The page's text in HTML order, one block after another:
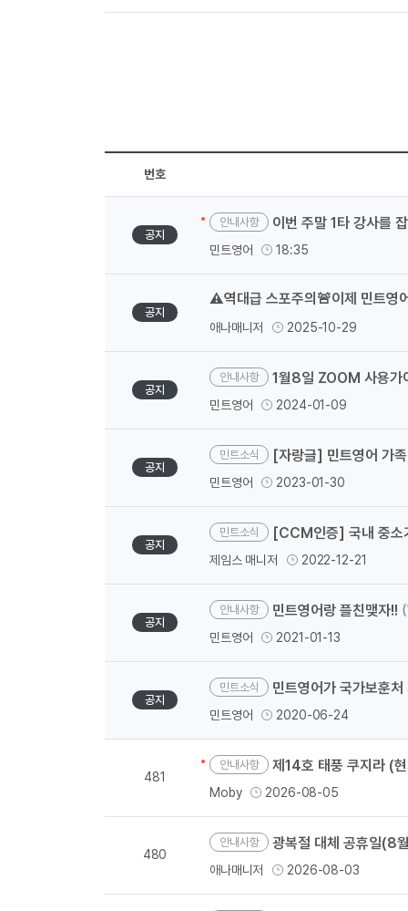
천
번호
공지
안내사항 이번 주말 1타 강사를
민트영어 18:35
공지
⚠️역대급 스포주의🚨이제 민트영
애나매니저 2025-10-29
공지
안내사항 1월8일 ZOOM 사용가
민트영어 2024-01-09
공지
민트소식 [자랑글] 민트영어 가
민트영어 2023-01-30
공지
민트소식 [CCM인증] 국내 중소
제임스 매니저 2022-12-21
공지
안내사항 민트영어랑 플친맺자!!
민트영어
2021-01-13
공지
민트소식 민트영어가 국가보훈
민트영어 2020-06-24
481
안내사항 제14호 태풍 쿠지라 (
Moby 2026-08-05
480
안내사항 광복절 대체 공휴일(8월
애나매니저 2026-08-03